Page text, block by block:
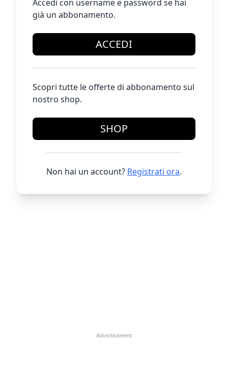
Accedi con username e password se hai
già un abbonamento.
ACCEDI
Scopri tutte le offerte di abbonamento sul
nostro shop.
SHOP
Non hai un account? Registrati ora.